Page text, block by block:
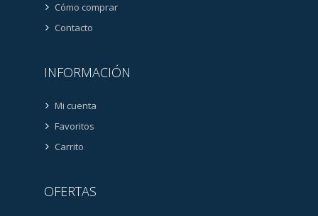
Cómo comprar
Contacto
INFORMACIÓN
Mi cuenta
Favoritos
Carrito
OFERTAS